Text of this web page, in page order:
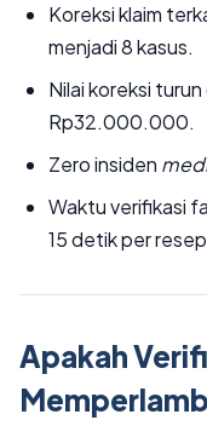
Koreksi klaim
menjadi 8 kasus.
Nilai koreksi
Rp32.000.000.
Zero insiden
Waktu verifikasi
15 detik per
Apakah